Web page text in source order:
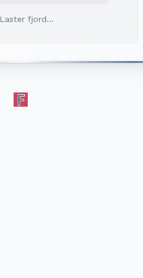
Laster fjord...